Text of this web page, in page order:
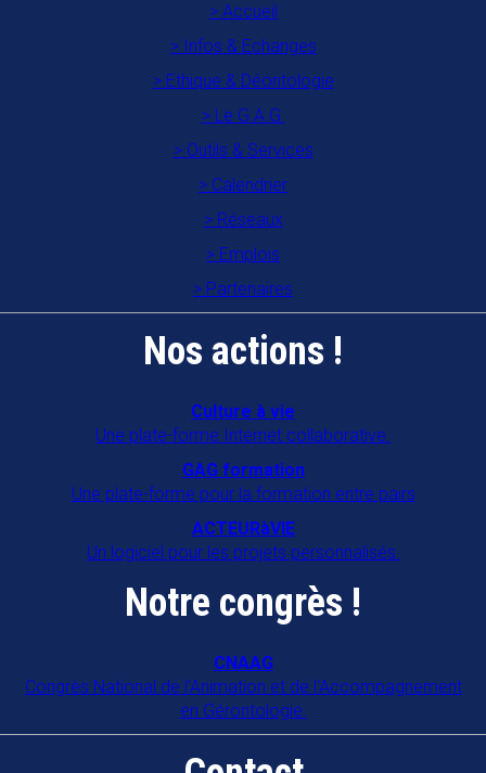
Accueil
Infos & Echanges
Ethique & Déontologie
Le G.A.G.
Outils & Services
Calendrier
Réseaux
Emplois
Partenaires
Nos actions !
Culture à vie
Une plate-forme Internet collaborative.
GAG formation
Une plate-forme pour la formation entre pairs
ACTEURàVIE
Un logiciel pour les projets personnalisés.
Notre congrès !
CNAAG
Congrès National de l'Animation et de l'Accompagnement
en Gérontologie.